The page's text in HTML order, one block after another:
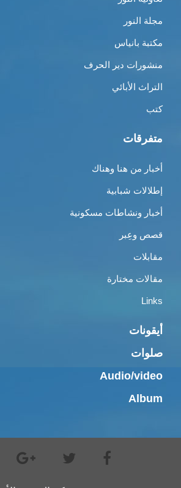
مجلة النور
مكتبة بانياس
منشورات دير الحرف
التراث الأبائي
كتب
متفرقات
أخبار من هنا وهناك
إطلالات شبابية
أخبار ونشاطات مسكونية
قصص وعِبر
مقابلات
مقالات مختارة
Links
أيقونات
صلوات
Audio/video
Album